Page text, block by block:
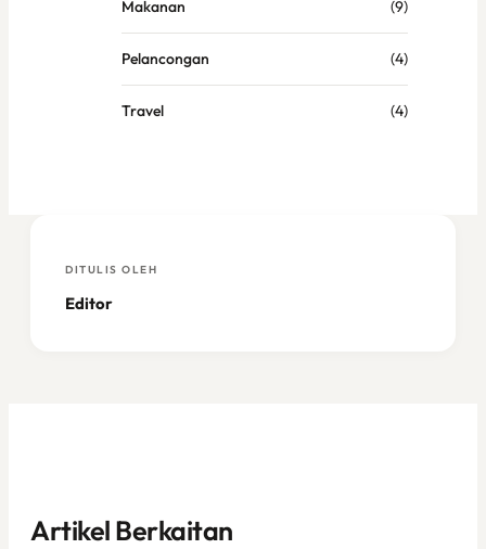
Makanan (9)
Pelancongan (4)
Travel (4)
DITULIS OLEH
Editor
Artikel Berkaitan